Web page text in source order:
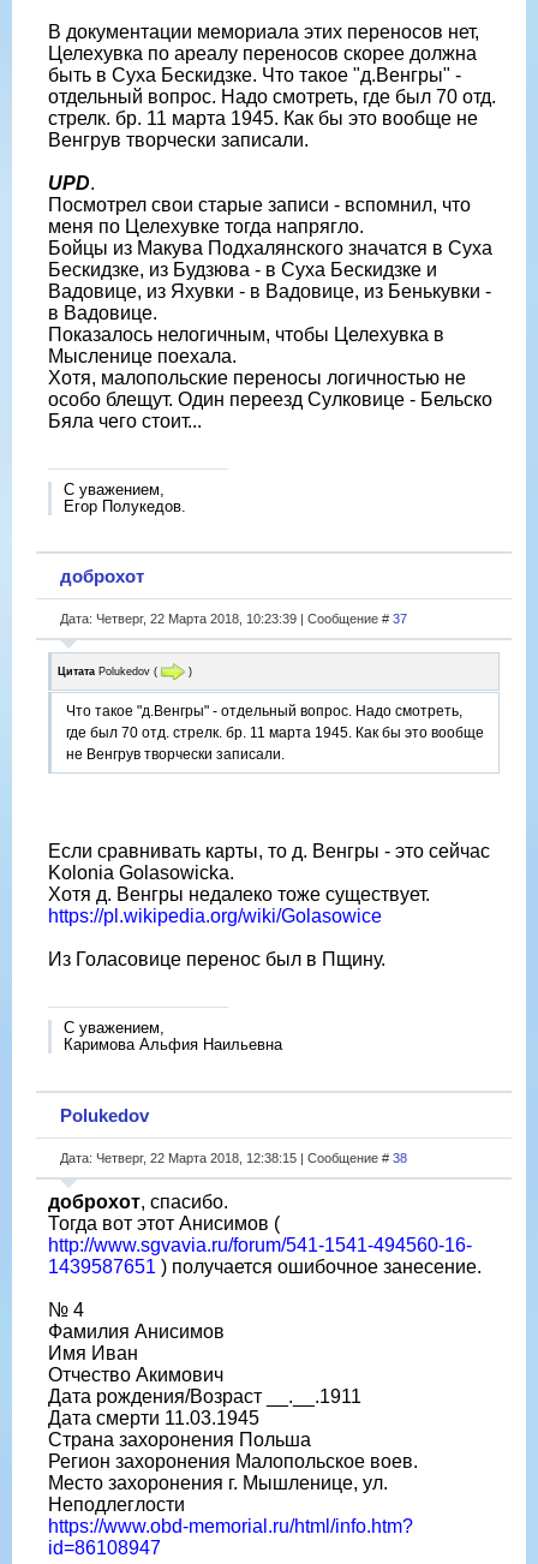
В документации мемориала этих переносов нет,
Целехувка по ареалу переносов скорее должна
быть в Суха Бескидзке. Что такое "д.Венгры" -
отдельный вопрос. Надо смотреть, где был 70 отд.
стрелк. бр. 11 марта 1945. Как бы это вообще не
Венгрув творчески записали.
UPD.
Посмотрел свои старые записи - вспомнил, что
меня по Целехувке тогда напрягло.
Бойцы из Макува Подхалянского значатся в Суха
Бескидзке, из Будзюва - в Суха Бескидзке и
Вадовице, из Яхувки - в Вадовице, из Бенькувки -
в Вадовице.
Показалось нелогичным, чтобы Целехувка в
Мысленице поехала.
Хотя, малопольские переносы логичностью не
особо блещут. Один переезд Сулковице - Бельско
Бяла чего стоит...
С уважением,
Егор Полукедов.
доброхот
Дата: Четверг, 22 Марта 2018, 10:23:39 | Сообщение # 37
Цитата Polukedov ( )
Что такое "д.Венгры" - отдельный вопрос. Надо смотреть,
где был 70 отд. стрелк. бр. 11 марта 1945. Как бы это вообще
не Венгрув творчески записали.
Если сравнивать карты, то д. Венгры - это сейчас
Kolonia Golasowicka.
Хотя д. Венгры недалеко тоже существует.
https://pl.wikipedia.org/wiki/Golasowice
Из Голасовице перенос был в Пщину.
С уважением,
Каримова Альфия Наильевна
Polukedov
Дата: Четверг, 22 Марта 2018, 12:38:15 | Сообщение # 38
доброхот, спасибо.
Тогда вот этот Анисимов (
http://www.sgvavia.ru/forum/541-1541-494560-16-
1439587651 ) получается ошибочное занесение.
№ 4
Фамилия Анисимов
Имя Иван
Отчество Акимович
Дата рождения/Возраст __.__.1911
Дата смерти 11.03.1945
Страна захоронения Польша
Регион захоронения Малопольское воев.
Место захоронения г. Мышленице, ул.
Неподлеглости
https://www.obd-memorial.ru/html/info.htm?
id=86108947